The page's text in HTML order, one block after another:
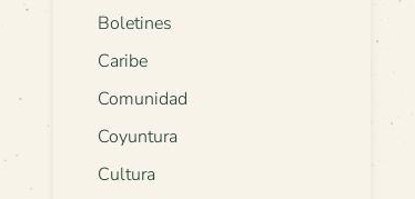
Boletines
Caribe
Comunidad
Coyuntura
Cultura